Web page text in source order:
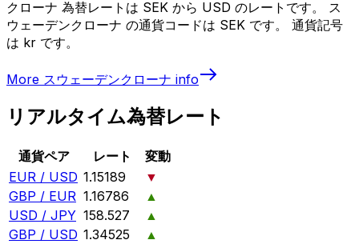
クローナ 為替レートは SEK から USD のレートです。 ス
ウェーデンクローナ の通貨コードは SEK です。 通貨記号
は kr です。
More スウェーデンクローナ info
リアルタイム為替レート
通貨ペア レート
変動
EUR / USD 1.15189
▼
GBP / EUR 1.16786
▲
USD / JPY 158.527
▲
GBP / USD 1.34525
▲